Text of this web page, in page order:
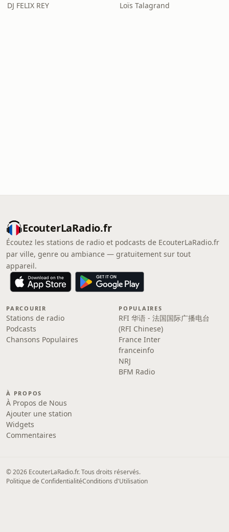
DJ FELIX REY Loïs Talagrand
EcouterLaRadio.fr
Écoutez les stations de radio et podcasts de EcouterLaRadio.fr
par ville, genre ou ambiance — gratuitement sur tout
appareil.
PARCOURIR
Stations de radio
Podcasts
Chansons Populaires
POPULAIRES
RFI 华语 - 法国国际广播电台
(RFI Chinese)
France Inter
franceinfo
NRJ
BFM Radio
À PROPOS
À Propos de Nous
Ajouter une station
Widgets
Commentaires
© 2026 EcouterLaRadio.fr. Tous droits réservés.
Politique de ConfidentialitéConditions d'Utilisation